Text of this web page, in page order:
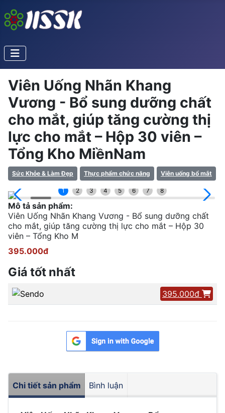
Viên Uống Nhãn Khang
Vương - Bổ sung dưỡng chất
cho mắt, giúp tăng cường thị
lực cho mắt – Hộp 30 viên –
Tổng Kho MiềnNam
Sức Khỏe & Làm Đẹp Thực phẩm chức năng Viên uống bổ mắt
1 2 3 4 5 6 7 8
Mô tả sản phẩm:
Viên Uống Nhãn Khang Vương - Bổ sung dưỡng chất
cho mắt, giúp tăng cường thị lực cho mắt – Hộp 30
viên – Tổng Kho M
395.000đ
Giá tốt nhất
395.000đ
Chi tiết sản phẩm Bình luận